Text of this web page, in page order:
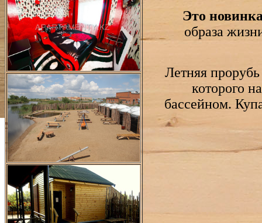
Это
образа
Летняя
которого
бассейном.